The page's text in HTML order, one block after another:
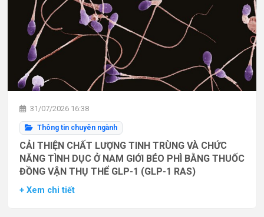
31/07/2026 16:38
Thông tin chuyên ngành
CẢI THIỆN CHẤT LƯỢNG TINH TRÙNG VÀ CHỨC
NĂNG TÌNH DỤC Ở NAM GIỚI BÉO PHÌ BẰNG THUỐC
ĐỒNG VẬN THỤ THỂ GLP-1 (GLP-1 RAS)
+ Xem chi tiết